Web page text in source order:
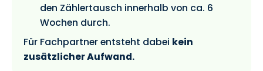
den Zählertausch innerhalb von ca. 6
Wochen durch.
Für Fachpartner entsteht dabei kein
zusätzlicher Aufwand.